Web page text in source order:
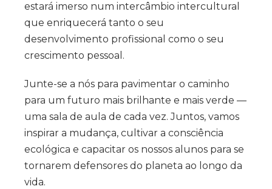
estará imerso num intercâmbio intercultural
que enriquecerá tanto o seu
desenvolvimento profissional como o seu
crescimento pessoal.
Junte-se a nós para pavimentar o caminho
para um futuro mais brilhante e mais verde —
uma sala de aula de cada vez. Juntos, vamos
inspirar a mudança, cultivar a consciência
ecológica e capacitar os nossos alunos para se
tornarem defensores do planeta ao longo da
vida.